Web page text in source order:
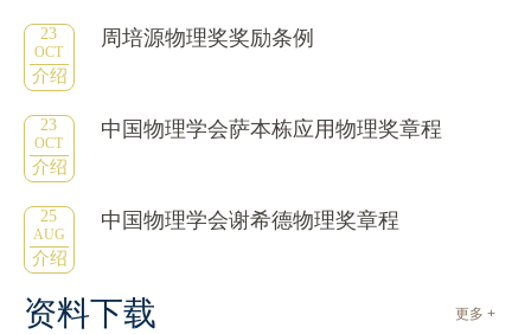
23
OCT
介绍
周培源物理奖奖励条例
23
OCT
介绍
中国物理学会萨本栋应用物理奖章程
25
AUG
介绍
中国物理学会谢希德物理奖章程
资料下载 更多 +